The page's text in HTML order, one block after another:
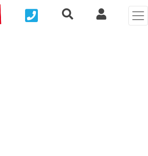
Nous contacterRecherche rapide
Mijn Clix